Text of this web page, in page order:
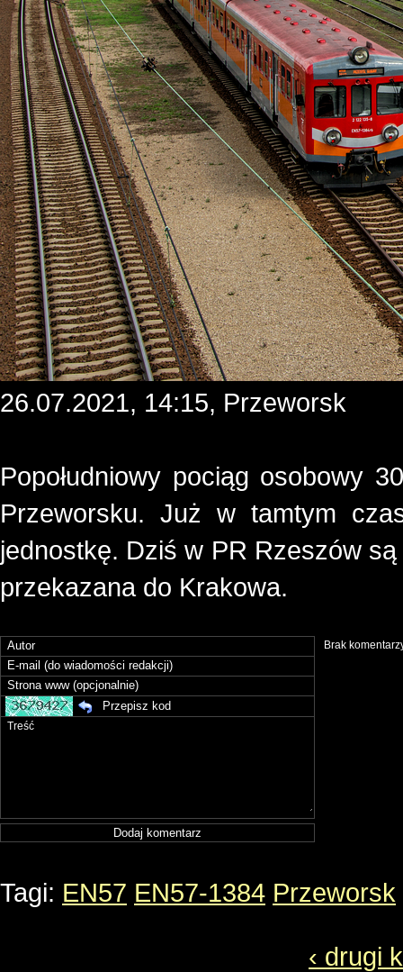
26.07.2021, 14:15, Przeworsk
Popołudniowy pociąg osobowy
Przeworsku. Już w tamtym
jednostkę. Dziś w PR Rzeszów
przekazana do Krakowa.
Brak
Tagi: EN57 EN57-1384 Przeworsk
‹ drugi